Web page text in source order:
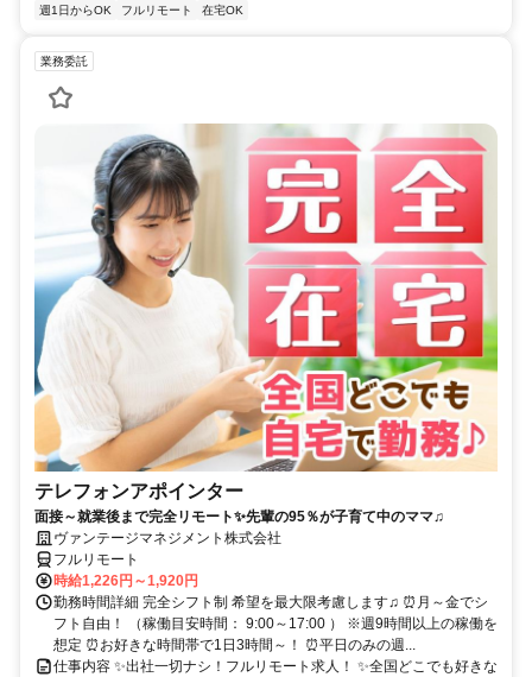
週1日からOK フルリモート 在宅OK
業務委託
テレフォンアポインター
面接～就業後まで完全リモート✨先輩の95％が子育て中のママ♫
ヴァンテージマネジメント株式会社
フルリモート
時給1,226円～1,920円
勤務時間詳細 完全シフト制 希望を最大限考慮します♫ ⏰月～金でシ
フト自由！ （稼働目安時間： 9:00～17:00 ） ※週9時間以上の稼働を
想定 ⏰お好きな時間帯で1日3時間～！ ⏰平日のみの週...
仕事内容 ✨出社一切ナシ！フルリモート求人！ ✨全国どこでも好きな